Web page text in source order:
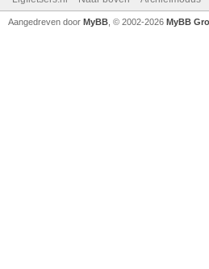
Aangedreven door MyBB , © 2002-2026 MyBB